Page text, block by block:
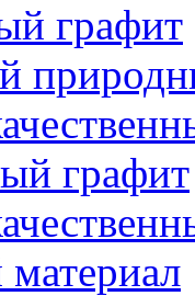
графит
графит